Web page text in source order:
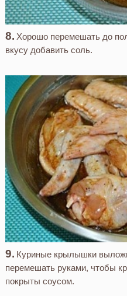
Хорошо перемешать до
вкусу добавить соль.
Куриные крылышки
перемешать руками, чтобы
покрыты соусом.